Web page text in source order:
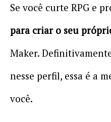
Se você curte RPG e
para criar o seu
Maker.
nesse perfil, essa é a
você.